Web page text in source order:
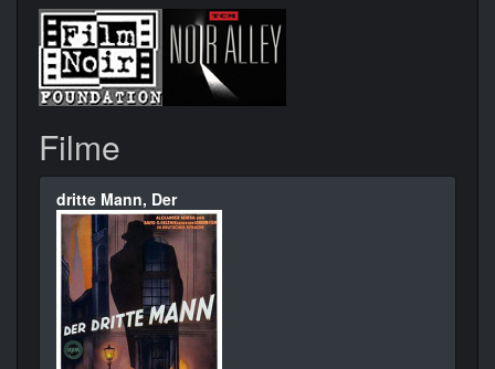
Filme
dritte Mann, Der